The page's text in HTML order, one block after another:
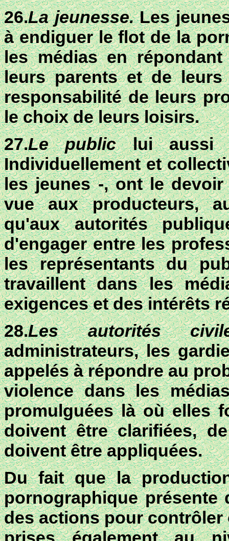
26.La jeunesse.Les
à endiguer le flot de la
les médias en
leurs parents et de
responsabilité de leurs
le choix de leurs loisirs.
27.Le publiclui aussi
Individuellement et
les jeunes -, ont le
vue aux producteurs,
qu'aux autorités
d'engager entre les
les représentants du
travaillent dans les
exigences et des intérêts
28.Les autorités
administrateurs, les
appelés à répondre au
violence dans les
promulguées là où elles
doivent être clarifiées,
doivent être appliquées.
Du fait que la
pornographique présente
des actions pour